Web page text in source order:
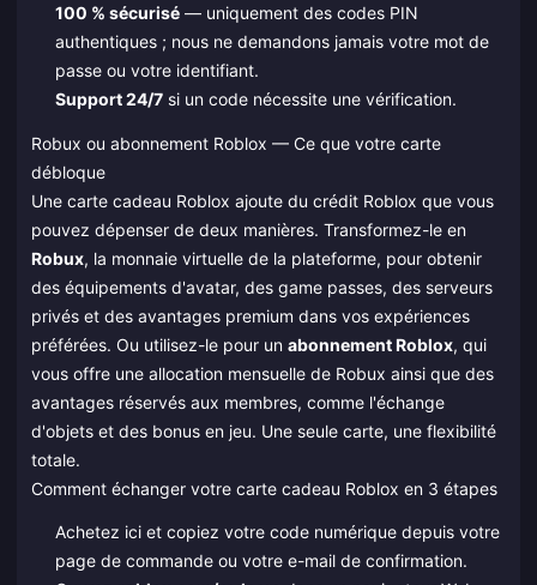
100 % sécurisé— uniquement des codes PIN
authentiques ; nous ne demandons jamais votre mot de
passe ou votre identifiant.
Support 24/7si un code nécessite une vérification.
Robux ou abonnement Roblox — Ce que votre carte
débloque
Une carte cadeau Roblox ajoute du crédit Roblox que vous
pouvez dépenser de deux manières. Transformez-le en
Robux, la monnaie virtuelle de la plateforme, pour obtenir
des équipements d'avatar, des game passes, des serveurs
privés et des avantages premium dans vos expériences
préférées. Ou utilisez-le pour un abonnement Roblox, qui
vous offre une allocation mensuelle de Robux ainsi que des
avantages réservés aux membres, comme l'échange
d'objets et des bonus en jeu. Une seule carte, une flexibilité
totale.
Comment échanger votre carte cadeau Roblox en 3 étapes
Achetez ici et copiez votre code numérique depuis votre
page de commande ou votre e-mail de confirmation.